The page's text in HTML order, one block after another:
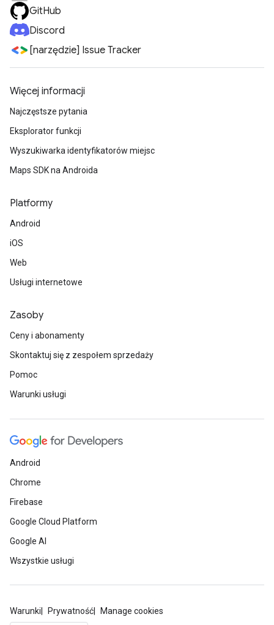
GitHub
Discord
[narzędzie] Issue Tracker
Więcej informacji
Najczęstsze pytania
Eksplorator funkcji
Wyszukiwarka identyfikatorów miejsc
Maps SDK na Androida
Platformy
Android
iOS
Web
Usługi internetowe
Zasoby
Ceny i abonamenty
Skontaktuj się z zespołem sprzedaży
Pomoc
Warunki usługi
Android
Chrome
Firebase
Google Cloud Platform
Google AI
Wszystkie usługi
Warunki Prywatność Manage cookies